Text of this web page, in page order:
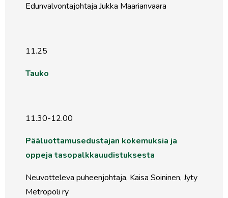
Edunvalvontajohtaja Jukka Maarianvaara
11.25
Tauko
11.30-12.00
Pääluottamusedustajan kokemuksia ja
oppeja tasopalkkauudistuksesta
Neuvotteleva puheenjohtaja, Kaisa Soininen, Jyty
Metropoli ry